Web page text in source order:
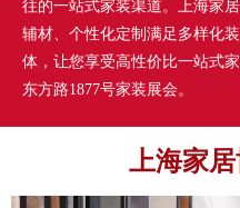
往的一站式家装渠道。上海家
辅材、个性化定制满足多样化
体，让您享受高性价比一站式
东方路1877号家装展会。
上海家